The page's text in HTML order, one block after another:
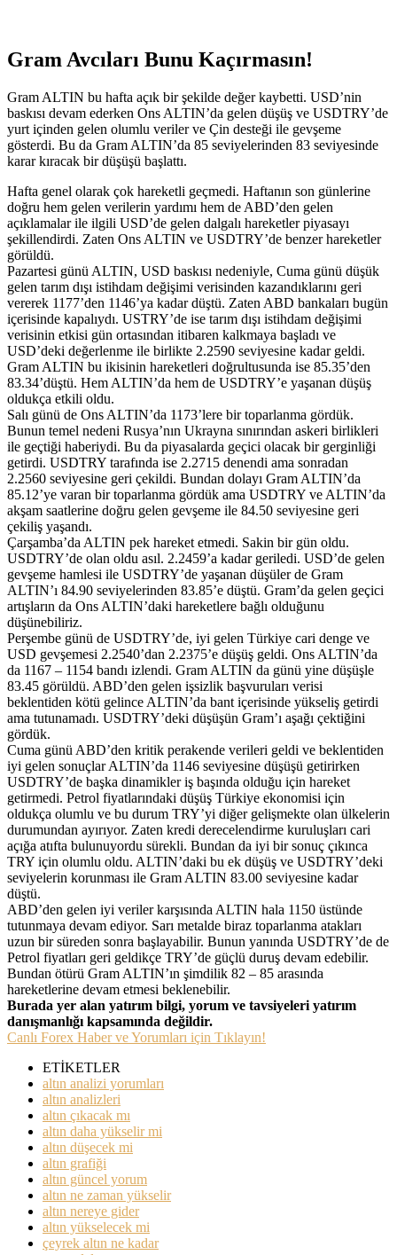
Gram Avcıları Bunu Kaçırmasın!
Gram ALTIN bu hafta açık bir şekilde değer kaybetti. USD’nin
baskısı devam ederken Ons ALTIN’da gelen düşüş ve USDTRY’de
yurt içinden gelen olumlu veriler ve Çin desteği ile gevşeme
gösterdi. Bu da Gram ALTIN’da 85 seviyelerinden 83 seviyesinde
karar kıracak bir düşüşü başlattı.
Hafta genel olarak çok hareketli geçmedi. Haftanın son günlerine
doğru hem gelen verilerin yardımı hem de ABD’den gelen
açıklamalar ile ilgili USD’de gelen dalgalı hareketler piyasayı
şekillendirdi. Zaten Ons ALTIN ve USDTRY’de benzer hareketler
görüldü.
Pazartesi günü ALTIN, USD baskısı nedeniyle, Cuma günü düşük
gelen tarım dışı istihdam değişimi verisinden kazandıklarını geri
vererek 1177’den 1146’ya kadar düştü. Zaten ABD bankaları bugün
içerisinde kapalıydı. USTRY’de ise tarım dışı istihdam değişimi
verisinin etkisi gün ortasından itibaren kalkmaya başladı ve
USD’deki değerlenme ile birlikte 2.2590 seviyesine kadar geldi.
Gram ALTIN bu ikisinin hareketleri doğrultusunda ise 85.35’den
83.34’düştü. Hem ALTIN’da hem de USDTRY’e yaşanan düşüş
oldukça etkili oldu.
Salı günü de Ons ALTIN’da 1173’lere bir toparlanma gördük.
Bunun temel nedeni Rusya’nın Ukrayna sınırından askeri birlikleri
ile geçtiği haberiydi. Bu da piyasalarda geçici olacak bir gerginliği
getirdi. USDTRY tarafında ise 2.2715 denendi ama sonradan
2.2560 seviyesine geri çekildi. Bundan dolayı Gram ALTIN’da
85.12’ye varan bir toparlanma gördük ama USDTRY ve ALTIN’da
akşam saatlerine doğru gelen gevşeme ile 84.50 seviyesine geri
çekiliş yaşandı.
Çarşamba’da ALTIN pek hareket etmedi. Sakin bir gün oldu.
USDTRY’de olan oldu asıl. 2.2459’a kadar geriledi. USD’de gelen
gevşeme hamlesi ile USDTRY’de yaşanan düşüler de Gram
ALTIN’ı 84.90 seviyelerinden 83.85’e düştü. Gram’da gelen geçici
artışların da Ons ALTIN’daki hareketlere bağlı olduğunu
düşünebiliriz.
Perşembe günü de USDTRY’de, iyi gelen Türkiye cari denge ve
USD gevşemesi 2.2540’dan 2.2375’e düşüş geldi. Ons ALTIN’da
da 1167 – 1154 bandı izlendi. Gram ALTIN da günü yine düşüşle
83.45 görüldü. ABD’den gelen işsizlik başvuruları verisi
beklentiden kötü gelince ALTIN’da bant içerisinde yükseliş getirdi
ama tutunamadı. USDTRY’deki düşüşün Gram’ı aşağı çektiğini
gördük.
Cuma günü ABD’den kritik perakende verileri geldi ve beklentiden
iyi gelen sonuçlar ALTIN’da 1146 seviyesine düşüşü getirirken
USDTRY’de başka dinamikler iş başında olduğu için hareket
getirmedi. Petrol fiyatlarındaki düşüş Türkiye ekonomisi için
oldukça olumlu ve bu durum TRY’yi diğer gelişmekte olan ülkelerin
durumundan ayırıyor. Zaten kredi derecelendirme kuruluşları cari
açığa atıfta bulunuyordu sürekli. Bundan da iyi bir sonuç çıkınca
TRY için olumlu oldu. ALTIN’daki bu ek düşüş ve USDTRY’deki
seviyelerin korunması ile Gram ALTIN 83.00 seviyesine kadar
düştü.
ABD’den gelen iyi veriler karşısında ALTIN hala 1150 üstünde
tutunmaya devam ediyor. Sarı metalde biraz toparlanma atakları
uzun bir süreden sonra başlayabilir. Bunun yanında USDTRY’de de
Petrol fiyatları geri geldikçe TRY’de güçlü duruş devam edebilir.
Bundan ötürü Gram ALTIN’ın şimdilik 82 – 85 arasında
hareketlerine devam etmesi beklenebilir.
Burada yer alan yatırım bilgi, yorum ve tavsiyeleri yatırım
danışmanlığı kapsamında değildir.
Canlı Forex Haber ve Yorumları için Tıklayın!
ETİKETLER
altın analizi yorumları
altın analizleri
altın çıkacak mı
altın daha yükselir mi
altın düşecek mi
altın grafiği
altın güncel yorum
altın ne zaman yükselir
altın nereye gider
altın yükselecek mi
çeyrek altın ne kadar